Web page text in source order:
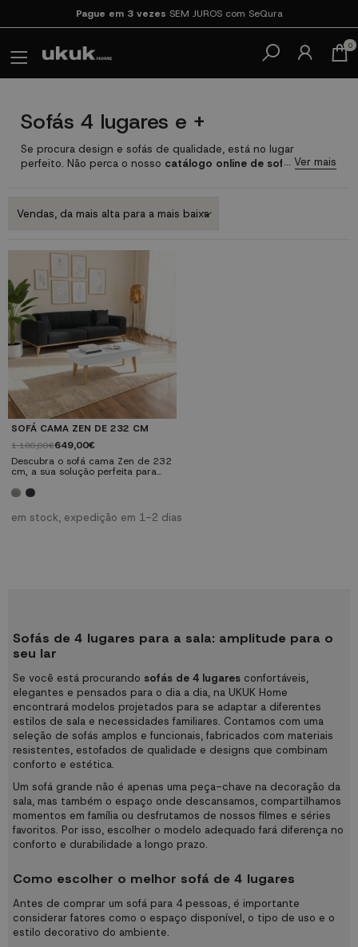
Pague em 3 vezes SEM JUROS com SeQura
0
Sofás 4 lugares e +
Se procura design e sofás de qualidade, está no lugar
perfeito. Não perca o nosso catálogo online de sofás de
deslumbrar com a sua decoração e criar ambientes muito
elegantes cheios dasúltimas tendências e de grande
SOFÁ CAMA ZEN DE 232 CM
1 180,00€649,00€
Descubra o sofá cama Zen de 232
cm, a sua solução perfeita para
Este sofá não só oferece conforto,
de elegância à sua sala de estar.
Descubra a combinação perfeita
em stock, expedição em 1-2 dias
Sofás de 4 lugares para a sala: amplitude para o
seu lar
Se você está procurando sofás de 4 lugares confortáveis,
elegantes e pensados para o dia a dia, na UKUK Home
encontrará modelos projetados para se adaptar a diferentes
estilos de sala e necessidades familiares. Contamos com uma
seleção de sofás amplos e funcionais, fabricados com materiais
resistentes, estofados de qualidade e designs que combinam
conforto e estética.
Um sofá grande não é apenas uma peça-chave na decoração da
sala, mas também o espaço onde descansamos, compartilhamos
momentos em família ou desfrutamos de nossos filmes e séries
favoritos. Por isso, escolher o modelo adequado fará diferença no
conforto e durabilidade a longo prazo.
Como escolher o melhor sofá de 4 lugares
Antes de comprar um sofá para 4 pessoas, é importante
considerar fatores como o espaço disponível, o tipo de uso e o
estilo decorativo do ambiente.